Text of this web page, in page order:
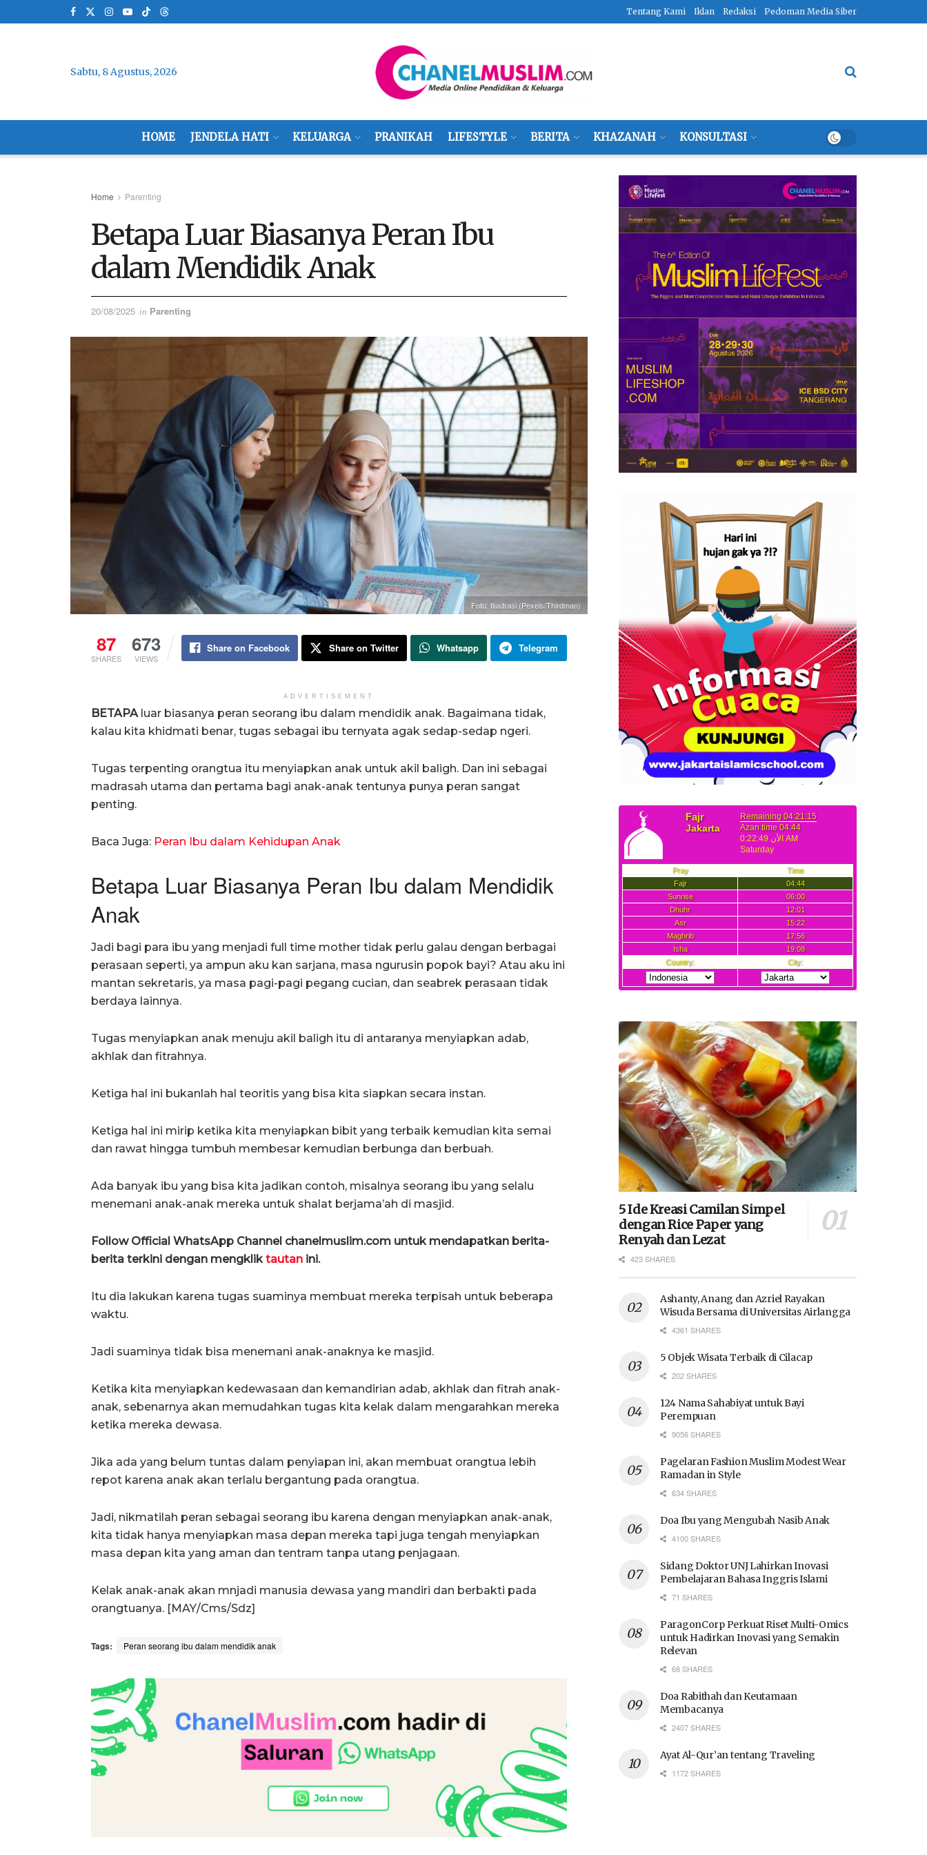
Tentang Kami Iklan Redaksi Pedoman Media Siber
Sabtu, 8 Agustus, 2026
HOME JENDELA HATI KELUARGA PRANIKAH LIFESTYLE BERITA KHAZANAH KONSULTASI
Home Parenting
Betapa Luar Biasanya Peran Ibu
dalam Mendidik Anak
20/08/2025 in Parenting
Foto: Ilustrasi (Pexels/Thirdman)
87
SHARES
673
VIEWS
Share on Facebook Share on Twitter Whatsapp Telegram
ADVERTISEMENT
BETAPA luar biasanya peran seorang ibu dalam mendidik anak. Bagaimana tidak,
kalau kita khidmati benar, tugas sebagai ibu ternyata agak sedap-sedap ngeri.
Tugas terpenting orangtua itu menyiapkan anak untuk akil baligh. Dan ini sebagai
madrasah utama dan pertama bagi anak-anak tentunya punya peran sangat
penting.
Baca Juga: Peran Ibu dalam Kehidupan Anak
Betapa Luar Biasanya Peran Ibu dalam Mendidik
Anak
Jadi bagi para ibu yang menjadi full time mother tidak perlu galau dengan berbagai
perasaan seperti, ya ampun aku kan sarjana, masa ngurusin popok bayi? Atau aku ini
mantan sekretaris, ya masa pagi-pagi pegang cucian, dan seabrek perasaan tidak
berdaya lainnya.
Tugas menyiapkan anak menuju akil baligh itu di antaranya menyiapkan adab,
akhlak dan fitrahnya.
Ketiga hal ini bukanlah hal teoritis yang bisa kita siapkan secara instan.
Ketiga hal ini mirip ketika kita menyiapkan bibit yang terbaik kemudian kita semai
dan rawat hingga tumbuh membesar kemudian berbunga dan berbuah.
Ada banyak ibu yang bisa kita jadikan contoh, misalnya seorang ibu yang selalu
menemani anak-anak mereka untuk shalat berjama’ah di masjid.
Follow Official WhatsApp Channel chanelmuslim.com untuk mendapatkan berita-
berita terkini dengan mengkliktautan ini.
Itu dia lakukan karena tugas suaminya membuat mereka terpisah untuk beberapa
waktu.
Jadi suaminya tidak bisa menemani anak-anaknya ke masjid.
Ketika kita menyiapkan kedewasaan dan kemandirian adab, akhlak dan fitrah anak-
anak, sebenarnya akan memudahkan tugas kita kelak dalam mengarahkan mereka
ketika mereka dewasa.
Jika ada yang belum tuntas dalam penyiapan ini, akan membuat orangtua lebih
repot karena anak akan terlalu bergantung pada orangtua.
Jadi, nikmatilah peran sebagai seorang ibu karena dengan menyiapkan anak-anak,
kita tidak hanya menyiapkan masa depan mereka tapi juga tengah menyiapkan
masa depan kita yang aman dan tentram tanpa utang penjagaan.
Kelak anak-anak akan mnjadi manusia dewasa yang mandiri dan berbakti pada
orangtuanya. [MAY/Cms/Sdz]
Tags: Peran seorang ibu dalam mendidik anak
5 Ide Kreasi Camilan Simpel
dengan Rice Paper yang
Renyah dan Lezat
423 SHARES
Ashanty, Anang dan Azriel Rayakan
Wisuda Bersama di Universitas Airlangga
4361 SHARES
5 Objek Wisata Terbaik di Cilacap
202 SHARES
124 Nama Sahabiyat untuk Bayi
Perempuan
9056 SHARES
Pagelaran Fashion Muslim Modest Wear
Ramadan in Style
634 SHARES
Doa Ibu yang Mengubah Nasib Anak
4100 SHARES
Sidang Doktor UNJ Lahirkan Inovasi
Pembelajaran Bahasa Inggris Islami
71 SHARES
ParagonCorp Perkuat Riset Multi-Omics
untuk Hadirkan Inovasi yang Semakin
Relevan
68 SHARES
Doa Rabithah dan Keutamaan
Membacanya
2407 SHARES
Ayat Al-Qur’an tentang Traveling
1172 SHARES